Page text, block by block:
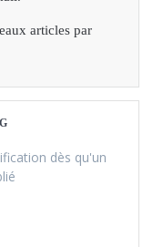
articles par
dès qu'un